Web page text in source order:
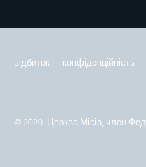
відбиток конфіденційність
© 2020 Церква Місіо, член